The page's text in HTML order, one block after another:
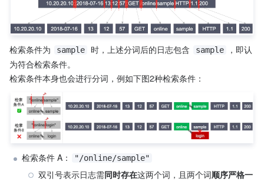
检索条件为 sample 时，上述分词后的日志包含 sample
，即认
为符合检索条件。
检索条件本身也会进行分词，例如下图2种检索条件：
检索条件 A： "/online/sample"
双引号表示日志需同时存在这两个词，且两个词顺序严格一